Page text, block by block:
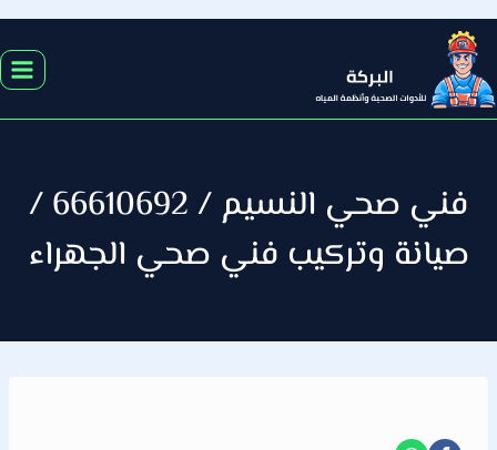
التجاوز
إلى
المحتوى
فني صحي النسيم / 66610692 /
صيانة وتركيب فني صحي الجهراء